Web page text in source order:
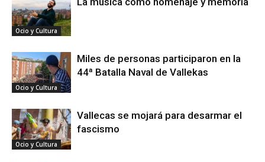
Ocio y Cultura
Ocio y Cultura
Miles de personas participaron en la
44ª Batalla Naval de Vallekas
Ocio y Cultura
Vallecas se mojará para desarmar el
fascismo